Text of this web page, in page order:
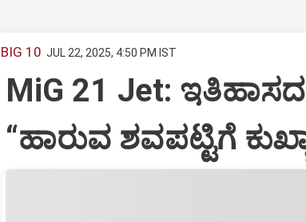
BIG 10 JUL 22, 2025, 4:50 PM IST
MiG 21 Jet:
“ಹಾರುವ ಶವಪಟ್ಟಿಗೆ